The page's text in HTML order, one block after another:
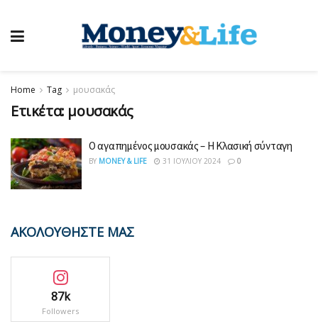
Home Tag μουσακάς
Ετικέτα: μουσακάς
Ο αγαπημένος μουσακάς – Η Κλασική σύνταγη
BY MONEY & LIFE 31 ΙΟΥΛΊΟΥ 2024 0
ΑΚΟΛΟΥΘΗΣΤΕ ΜΑΣ
87k
Followers